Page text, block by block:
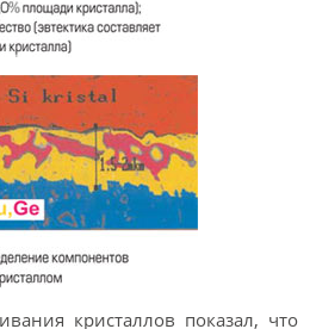
кристаллов показал, что